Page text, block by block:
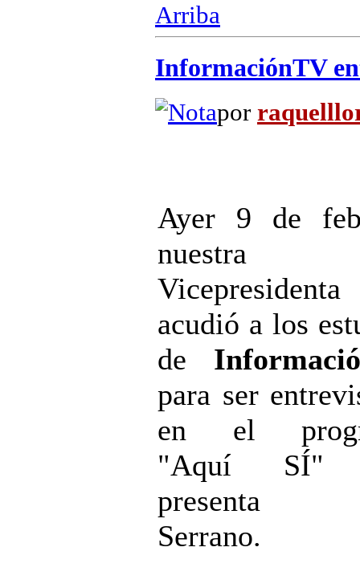
Arriba
InformaciónTV
por
Ayer 9 de
nuestra
Vicepresidenta
acudió a los
de
para ser
en el
"Aquí SÍ"
presenta
Serrano.